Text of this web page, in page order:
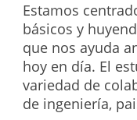
Estamos
básicos y
que nos ayuda
hoy en día. El
variedad de
de ingeniería,